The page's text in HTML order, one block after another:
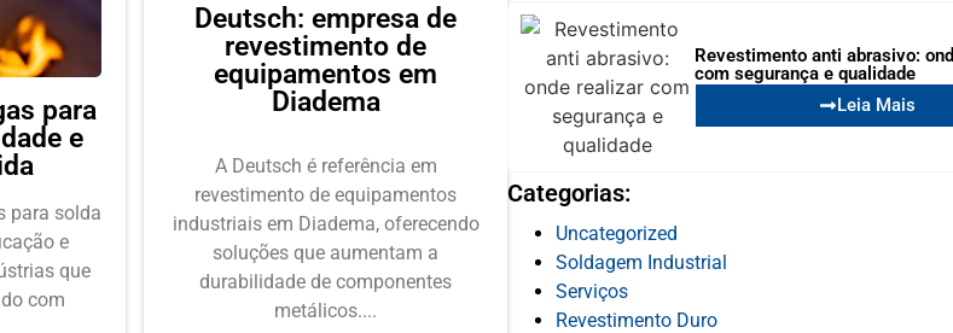
para
e
para solda
e
que
com
Deutsch: empresa de
revestimento de
equipamentos em
Diadema
A Deutsch é referência em
revestimento de equipamentos
industriais em Diadema, oferecendo
soluções que aumentam a
durabilidade de componentes
metálicos....
Revestimento anti abrasivo:
com segurança e qualidade
Leia Mais
Categorias:
Uncategorized
Soldagem Industrial
Serviços
Revestimento Duro